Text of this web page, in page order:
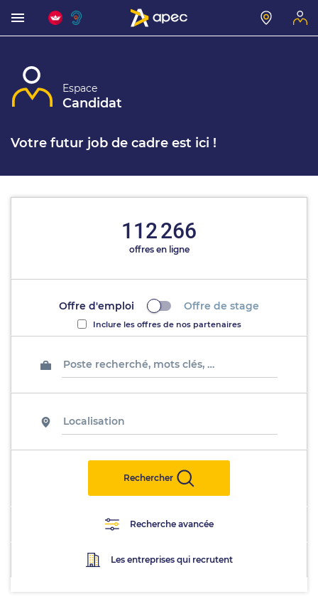
Espace
Candidat
Votre futur job de cadre est ici !
112 266
offres en ligne
Offre d'emploi Offre de stage
Inclure les offres de nos partenaires
Recherche avancée
Les entreprises qui recrutent
Rechercher